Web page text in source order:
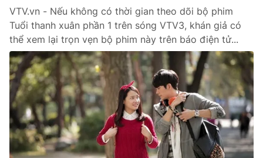
Hậu trường
Nhân vật
Khán giả
Giải sao mai
Điện ảnh
Âm nhạc
Sao
Đời sống
Du lịch
Làm đẹp
Chất lượng cuộc sống
Giáo dục
Tuyển sinh
Học trực tuyến
Công nghệ
Hitech Công nghệ tương lai
Sản phẩm
Giao lưu trực tuyến
VTV.vn - Nếu không có thời gian theo dõi bộ phim
Tuổi thanh xuân phần 1 trên sóng VTV3, khán giả có
thể xem lại trọn vẹn bộ phim này trên báo điện tử...